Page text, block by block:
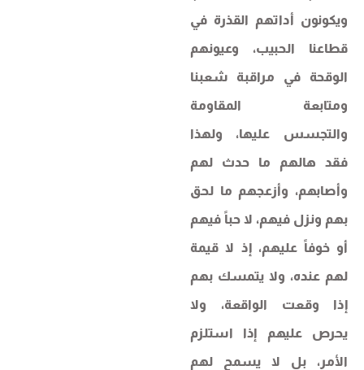
ويكونون أداتهم القذرة في
قطاعنا الحبيب، وعيونهم
الوقحة في مراقبة شعبنا
ومتابعة المقاومة
والتجسس عليها، ولهذا
فقد هالهم ما حدث لهم
وأصابهم، وأزعجهم ما لحق
بهم ونزل فيهم، لا حباً فيهم
أو خوفاً عليهم، إذ لا قيمة
لهم عنده، ولا يتمسك بهم
إذا وقعت الواقعة، ولا
يحرص عليهم إذا استلزم
الأمر، بل لا يسمح لهم